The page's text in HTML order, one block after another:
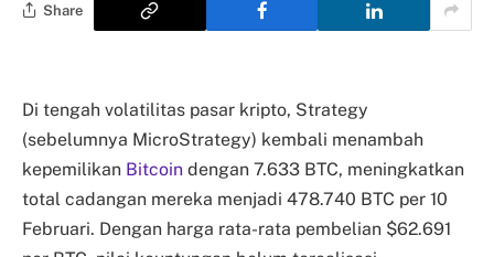
Share
Di tengah volatilitas pasar kripto, Strategy
(sebelumnya MicroStrategy) kembali menambah
kepemilikan Bitcoin dengan 7.633 BTC, meningkatkan
total cadangan mereka menjadi 478.740 BTC per 10
Februari. Dengan harga rata-rata pembelian $62.691